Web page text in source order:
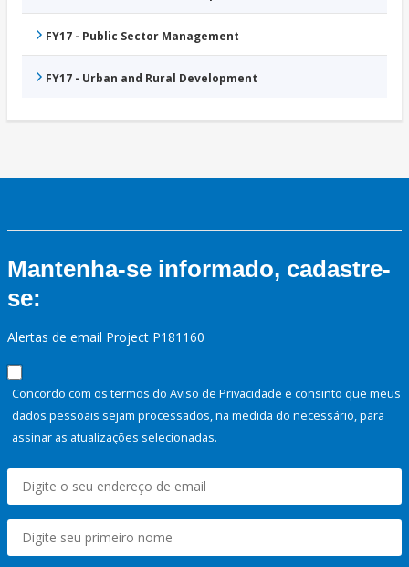
FY17 - Public Sector Management
FY17 - Urban and Rural Development
Mantenha-se informado, cadastre-
se:
Alertas de email Project P181160
Concordo com os termos do Aviso de Privacidade e consinto que meus
dados pessoais sejam processados, na medida do necessário, para
assinar as atualizações selecionadas.